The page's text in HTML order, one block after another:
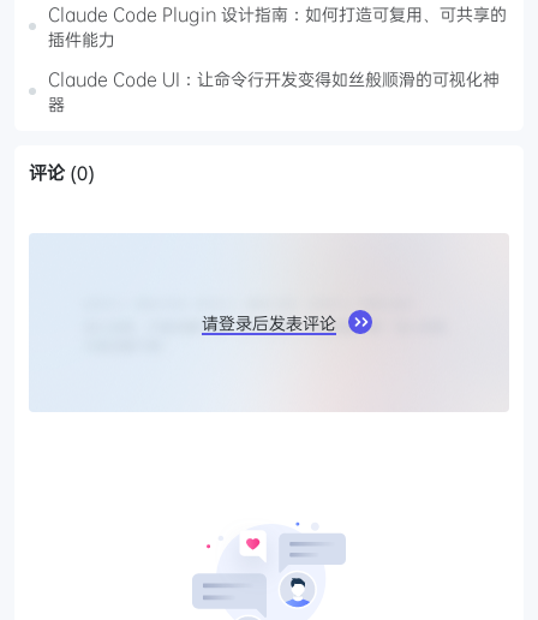
Claude Code Plugin 设计指南：如何打造可复用、可共享的
插件能力
Claude Code UI：让命令行开发变得如丝般顺滑的可视化神
器
评论 (0)
请登录后发表评论